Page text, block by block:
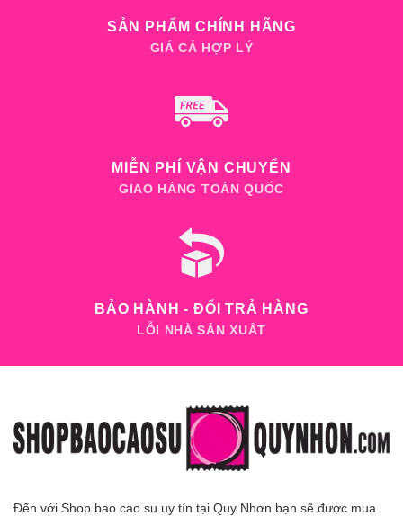
SẢN PHẨM CHÍNH HÃNG
GIÁ CẢ HỢP LÝ
MIỄN PHÍ VẬN CHUYỂN
GIAO HÀNG TOÀN QUỐC
BẢO HÀNH - ĐỔI TRẢ HÀNG
LỖI NHÀ SẢN XUẤT
Đến với Shop bao cao su uy tín tại Quy Nhơn bạn sẽ được mua